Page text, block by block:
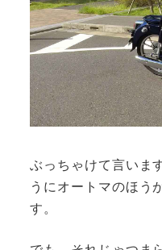
ぶっちゃけて言いま
うにオートマのほう
す。